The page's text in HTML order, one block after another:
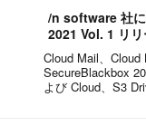
慌ててサーバーに
なものです。事後
/n software 社
2021 Vol. 1 リ
Cloud Mail、Cloud
SecureBlackbox
よび Cloud、S3